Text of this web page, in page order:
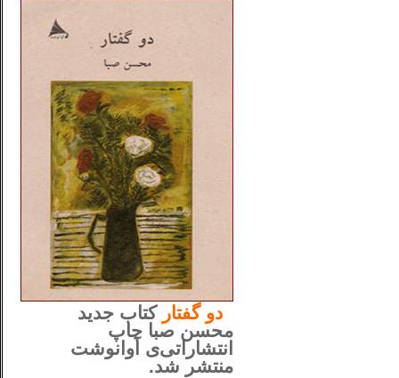
دوگفتار کتاب جدید
محسن صبا چاپ
انتشاراتی‌ی آوانوشت
منتشر شد.